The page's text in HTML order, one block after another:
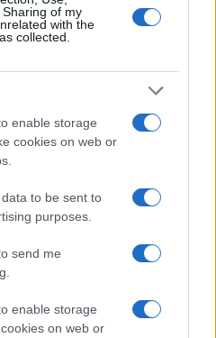
of my
with the
collected.
enable storage
cookies on web or
to be sent to
purposes.
send me
enable storage
on web or
Diturco